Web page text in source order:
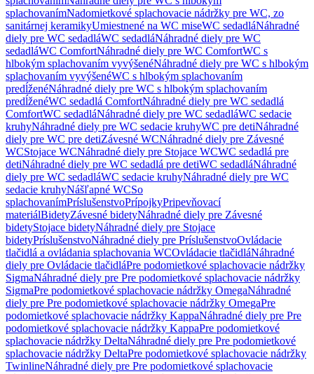
splachovanímNadomietkové splachovacie nádržky pre WC, zo
sanitárnej keramikyUmiestnené na WC miseWC sedadláNáhradné
diely pre WC sedadláWC sedadláNáhradné diely pre WC
sedadláWC ComfortNáhradné diely pre WC ComfortWC s
hlbokým splachovaním vyvýšenéNáhradné diely pre WC s hlbokým
splachovaním vyvýšenéWC s hlbokým splachovaním
predĺženéNáhradné diely pre WC s hlbokým splachovaním
predĺženéWC sedadlá ComfortNáhradné diely pre WC sedadlá
ComfortWC sedadláNáhradné diely pre WC sedadláWC sedacie
kruhyNáhradné diely pre WC sedacie kruhyWC pre detiNáhradné
diely pre WC pre detiZávesné WCNáhradné diely pre Závesné
WCStojace WCNáhradné diely pre Stojace WCWC sedadlá pre
detiNáhradné diely pre WC sedadlá pre detiWC sedadláNáhradné
diely pre WC sedadláWC sedacie kruhyNáhradné diely pre WC
sedacie kruhyNášľapné WCSo
splachovanímPríslušenstvoPrípojkyPripevňovací
materiálBidetyZávesné bidetyNáhradné diely pre Závesné
bidetyStojace bidetyNáhradné diely pre Stojace
bidetyPríslušenstvoNáhradné diely pre PríslušenstvoOvládacie
tlačidlá a ovládania splachovania WCOvládacie tlačidláNáhradné
diely pre Ovládacie tlačidláPre podomietkové splachovacie nádržky
SigmaNáhradné diely pre Pre podomietkové splachovacie nádržky
SigmaPre podomietkové splachovacie nádržky OmegaNáhradné
diely pre Pre podomietkové splachovacie nádržky OmegaPre
podomietkové splachovacie nádržky KappaNáhradné diely pre Pre
podomietkové splachovacie nádržky KappaPre podomietkové
splachovacie nádržky DeltaNáhradné diely pre Pre podomietkové
splachovacie nádržky DeltaPre podomietkové splachovacie nádržky
TwinlineNáhradné diely pre Pre podomietkové splachovacie